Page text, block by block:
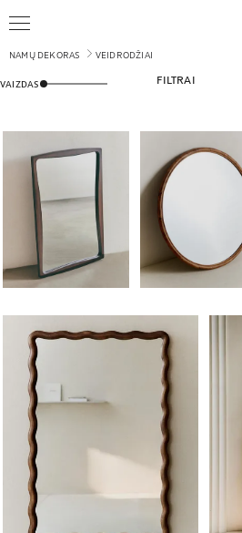
NAMŲ DEKORAS VEIDRODŽIAI
VAIZDAS FILTRAI
Paveikslėlis pakeistas į 1 iš 5Paveikslėlis
Paveikslėlis pakeistas į 1 iš 5